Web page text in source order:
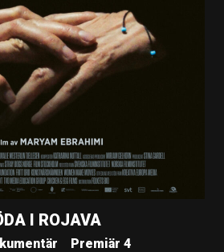
I ROJAVA
Premiär 4